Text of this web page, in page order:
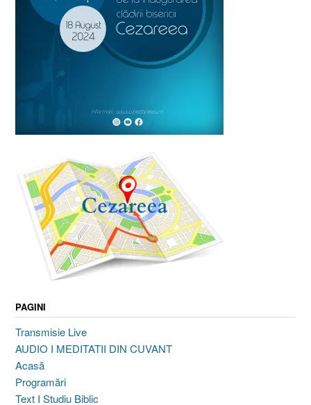
PAGINI
Transmisie Live
AUDIO I MEDITATII DIN CUVANT
Acasă
Programări
Text I Studiu Biblic